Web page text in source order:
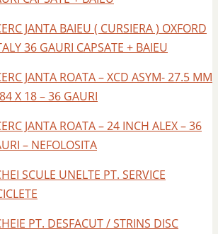
JANTA BAIEU ( CURSIERA ) OXFORD
36 GAURI CAPSATE + BAIEU
JANTA ROATA – XCD ASYM- 27.5 MM
X 18 – 36 GAURI
JANTA ROATA – 24 INCH ALEX – 36
– NEFOLOSITA
SCULE UNELTE PT. SERVICE
PT. DESFACUT / STRINS DISC